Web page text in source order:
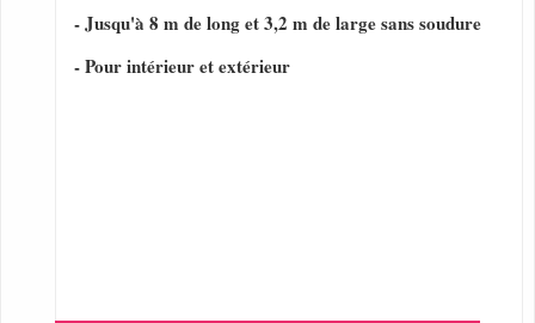
- Jusqu'à 8 m de long et 3,2 m de large sans soudure
- Pour intérieur et extérieur